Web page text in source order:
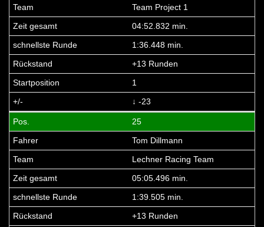
Team Project 1
04:52.832 min.
1:36.448 min.
+13 Runden
1
↓ -23
25
Tom Dillmann
Lechner Racing Team
05:05.496 min.
1:39.505 min.
+13 Runden